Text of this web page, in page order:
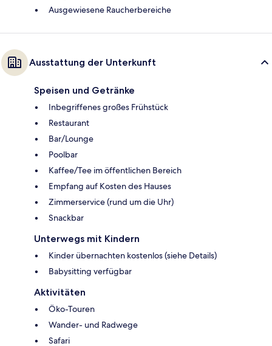
Ausgewiesene Raucherbereiche
Ausstattung der Unterkunft
Speisen und Getränke
Inbegriffenes großes Frühstück
Restaurant
Bar/Lounge
Poolbar
Kaffee/Tee im öffentlichen Bereich
Empfang auf Kosten des Hauses
Zimmerservice (rund um die Uhr)
Snackbar
Unterwegs mit Kindern
Kinder übernachten kostenlos (siehe Details)
Babysitting verfügbar
Aktivitäten
Öko-Touren
Wander- und Radwege
Safari